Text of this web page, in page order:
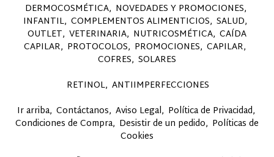
DERMOCOSMÉTICA NOVEDADES Y PROMOCIONES
INFANTIL COMPLEMENTOS ALIMENTICIOS SALUD
OUTLET VETERINARIA NUTRICOSMÉTICA CAÍDA
CAPILAR PROTOCOLOS PROMOCIONES CAPILAR
COFRES SOLARES
RETINOL ANTIIMPERFECCIONES
Ir arriba Contáctanos Aviso Legal Política de Privacidad
Condiciones de Compra Desistir de un pedido Políticas de
Cookies